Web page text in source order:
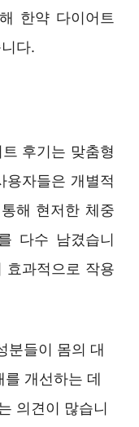
한약 다이어트
다.
후기는 맞춤형
용자들은 개별적
해 현저한 체중
다수 남겼습니
효과적으로 작용
분들이 몸의 대
개선하는 데
의견이 많습니